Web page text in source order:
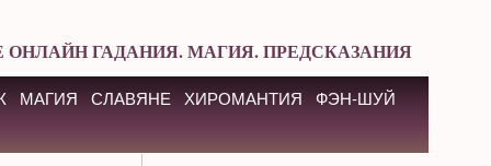
ГАДАНИЯ. МАГИЯ. ПРЕДСКАЗАНИЯ
МАГИЯ СЛАВЯНЕ ХИРОМАНТИЯ ФЭН-ШУЙ